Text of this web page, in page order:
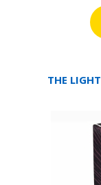
THE